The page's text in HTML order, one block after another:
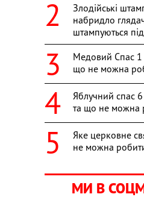
Злодійські
набридло
штампуються
Медовий Спас 1
що не можна
Яблучний спас 6
та що не можна
Яке церковне
не можна
МИ В